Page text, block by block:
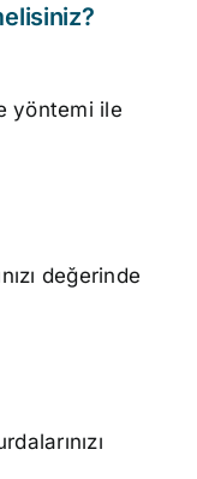
yöntemi ile
değerinde